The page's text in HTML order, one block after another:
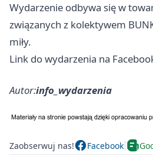
Wydarzenie odbywa się w
związanych z kolektywem
miły.
Link do wydarzenia na
Autor:info_wydarzenia
Zaobserwuj nas! Facebook